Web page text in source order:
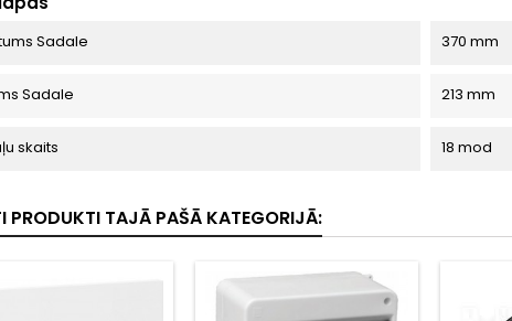
Sadale 370 mm
Sadale 213 mm
skaits 18 mod
PRODUKTI TAJĀ PAŠĀ KATEGORIJĀ: